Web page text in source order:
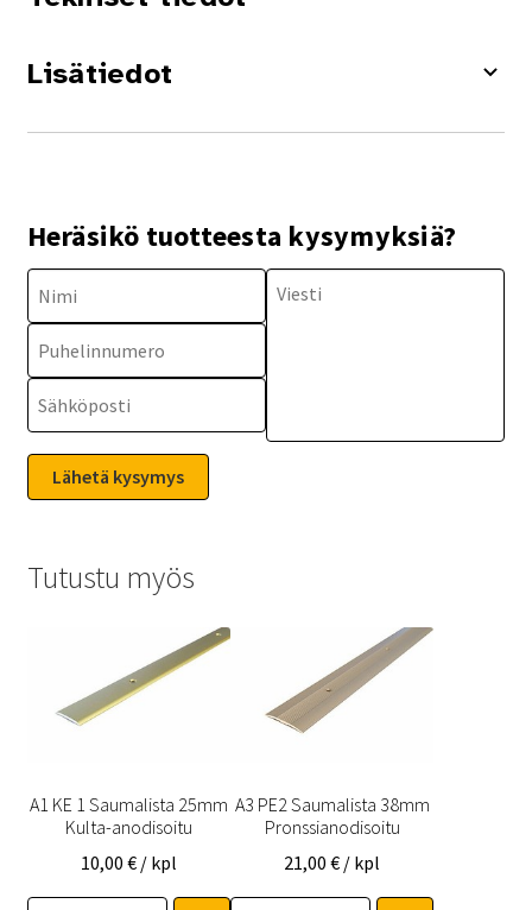
Lisätiedot
Heräsikö tuotteesta kysymyksiä?
Tutustu myös
A1 KE 1 Saumalista 25mm
Kulta-anodisoitu
10,00 € / kpl
A3 PE2 Saumalista 38mm
Pronssianodisoitu
21,00€ / kpl